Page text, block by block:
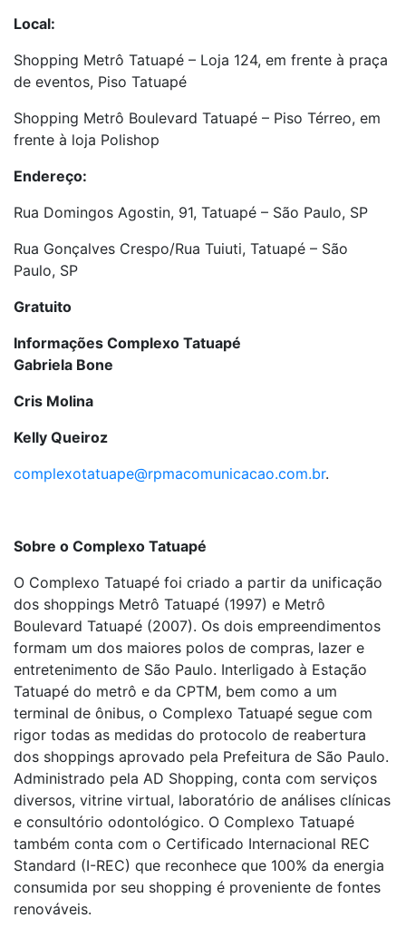
Local:
Shopping Metrô Tatuapé – Loja 124, em frente à praça
de eventos, Piso Tatuapé
Shopping Metrô Boulevard Tatuapé – Piso Térreo, em
frente à loja Polishop
Endereço:
Rua Domingos Agostin, 91, Tatuapé – São Paulo, SP
Rua Gonçalves Crespo/Rua Tuiuti, Tatuapé – São
Paulo, SP
Gratuito
Informações Complexo Tatuapé
Gabriela Bone
Cris Molina
Kelly Queiroz
complexotatuape@rpmacomunicacao.com.br.
Sobre o Complexo Tatuapé
O Complexo Tatuapé foi criado a partir da unificação
dos shoppings Metrô Tatuapé (1997) e Metrô
Boulevard Tatuapé (2007). Os dois empreendimentos
formam um dos maiores polos de compras, lazer e
entretenimento de São Paulo. Interligado à Estação
Tatuapé do metrô e da CPTM, bem como a um
terminal de ônibus, o Complexo Tatuapé segue com
rigor todas as medidas do protocolo de reabertura
dos shoppings aprovado pela Prefeitura de São Paulo.
Administrado pela AD Shopping, conta com serviços
diversos, vitrine virtual, laboratório de análises clínicas
e consultório odontológico. O Complexo Tatuapé
também conta com o Certificado Internacional REC
Standard (I-REC) que reconhece que 100% da energia
consumida por seu shopping é proveniente de fontes
renováveis.